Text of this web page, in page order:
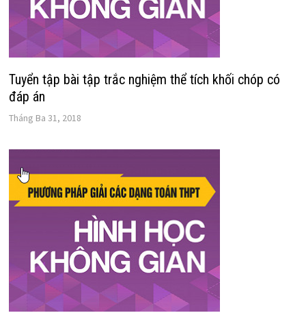
Tuyển tập bài tập trắc nghiệm thể tích khối chóp có
đáp án
Tháng Ba 31, 2018